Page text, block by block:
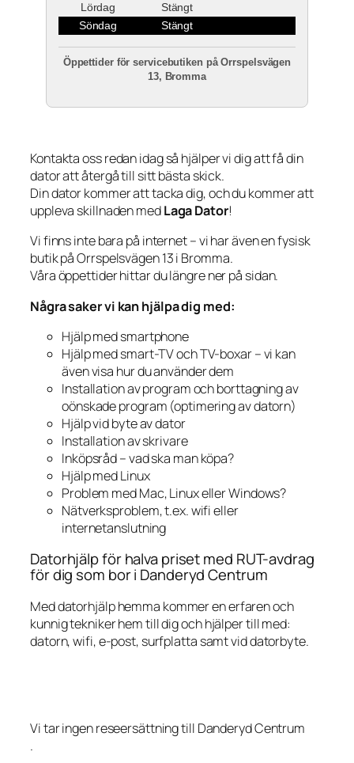
Lördag
Stängt
Söndag
Stängt
Öppettider för servicebutiken på Orrspelsvägen
13, Bromma
Kontakta oss redan idag så hjälper vi dig att få din
dator att återgå till sitt bästa skick.
Din dator kommer att tacka dig, och du kommer att
uppleva skillnaden medLaga Dator!
Vi finns inte bara på internet – vi har även en fysisk
butik på Orrspelsvägen 13 i Bromma.
Våra öppettider hittar du längre ner på sidan.
Några saker vi kan hjälpa dig med:
Hjälp med smartphone
Hjälp med smart-TV och TV-boxar – vi kan
även visa hur du använder dem
Installation av program och borttagning av
oönskade program (optimering av datorn)
Hjälp vid byte av dator
Installation av skrivare
Inköpsråd – vad ska man köpa?
Hjälp med Linux
Problem med Mac, Linux eller Windows?
Nätverksproblem, t.ex. wifi eller
internetanslutning
Datorhjälp för halva priset med RUT-avdrag
för dig som bor i Danderyd Centrum
Med datorhjälp hemma kommer en erfaren och
kunnig tekniker hem till dig och hjälper till med:
datorn, wifi, e-post, surfplatta samt vid datorbyte.
Vi tar ingen reseersättning till Danderyd Centrum
.